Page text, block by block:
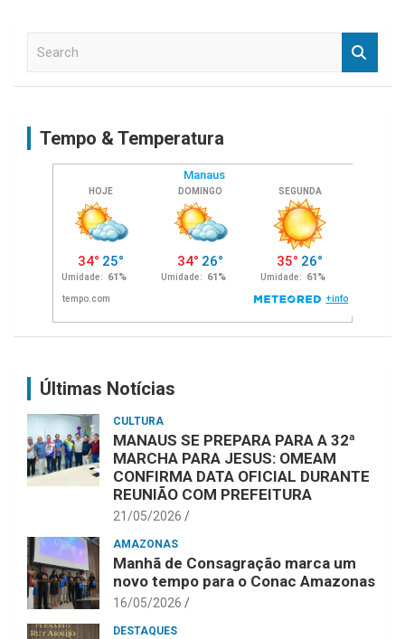
Tempo & Temperatura
Últimas Notícias
CULTURA
MANAUS SE PREPARA PARA A 32ª
MARCHA PARA JESUS: OMEAM
CONFIRMA DATA OFICIAL DURANTE
REUNIÃO COM PREFEITURA
21/05/2026
AMAZONAS
Manhã de Consagração marca um
novo tempo para o Conac Amazonas
16/05/2026
DESTAQUES